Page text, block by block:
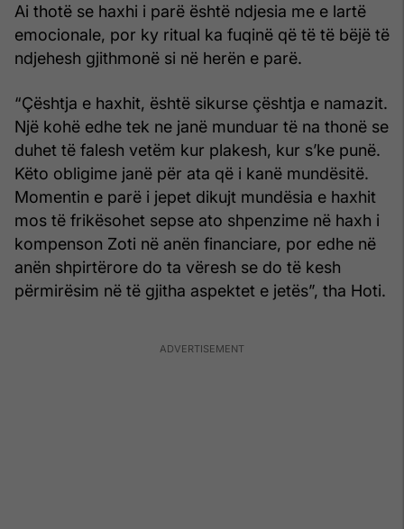
Ai thotë se haxhi i parë është ndjesia me e lartë
emocionale, por ky ritual ka fuqinë që të të bëjë të
ndjehesh gjithmonë si në herën e parë.
“Çështja e haxhit, është sikurse çështja e namazit.
Një kohë edhe tek ne janë munduar të na thonë se
duhet të falesh vetëm kur plakesh, kur s’ke punë.
Këto obligime janë për ata që i kanë mundësitë.
Momentin e parë i jepet dikujt mundësia e haxhit
mos të frikësohet sepse ato shpenzime në haxh i
kompenson Zoti në anën financiare, por edhe në
anën shpirtërore do ta vëresh se do të kesh
përmirësim në të gjitha aspektet e jetës”, tha Hoti.